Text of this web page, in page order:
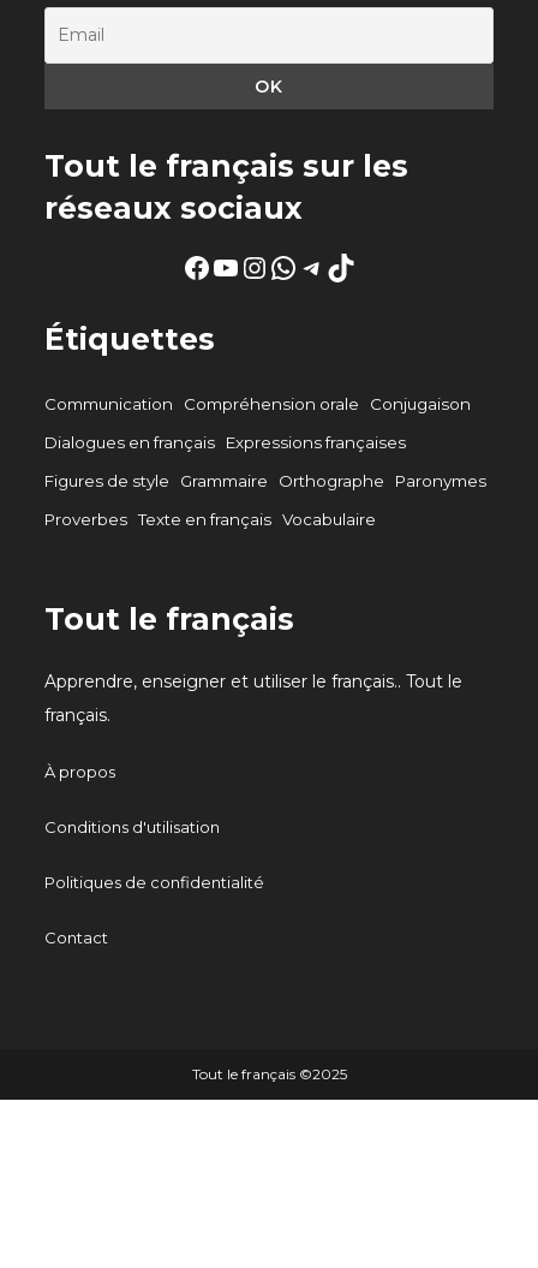
Tout le français sur les
réseaux sociaux
Facebook
YouTube
Instagram
WhatsApp
Telegram
TikTok
Étiquettes
Communication Compréhension orale
Conjugaison
Dialogues en français
Expressions françaises
Figures de style
Grammaire Orthographe
Paronymes
Proverbes Texte en français Vocabulaire
Tout le français
Apprendre, enseigner et utiliser le français.. Tout le
français.
À propos
Conditions d'utilisation
Politiques de confidentialité
Contact
Tout le français ©️2025